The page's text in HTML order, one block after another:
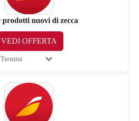
prodotti nuovi di zecca
VEDI OFFERTA
Termini